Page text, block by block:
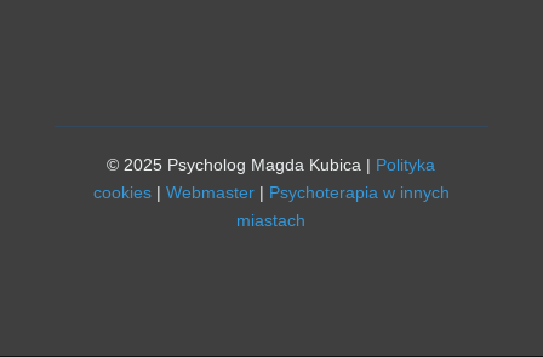
© 2025 Psycholog Magda Kubica | Polityka
cookies| Webmaster| Psychoterapia w innych
miastach